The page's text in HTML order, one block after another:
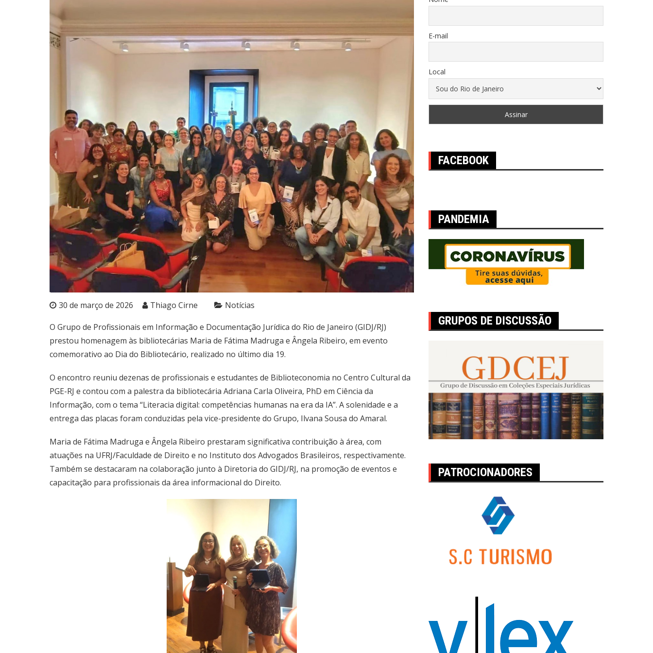
30 de março de 2026 Thiago Cirne Notícias
O Grupo de Profissionais em Informação e Documentação Jurídica do Rio de Janeiro (GIDJ/RJ)
prestou homenagem às bibliotecárias Maria de Fátima Madruga e Ângela Ribeiro, em evento
comemorativo ao Dia do Bibliotecário, realizado no último dia 19.
O encontro reuniu dezenas de profissionais e estudantes de Biblioteconomia no Centro Cultural da
PGE-RJ e contou com a palestra da bibliotecária Adriana Carla Oliveira, PhD em Ciência da
Informação, com o tema “Literacia digital: competências humanas na era da IA”. A solenidade e a
entrega das placas foram conduzidas pela vice-presidente do Grupo, Ilvana Sousa do Amaral.
Maria de Fátima Madruga e Ângela Ribeiro prestaram significativa contribuição à área, com
atuações na UFRJ/Faculdade de Direito e no Instituto dos Advogados Brasileiros, respectivamente.
Também se destacaram na colaboração junto à Diretoria do GIDJ/RJ, na promoção de eventos e
capacitação para profissionais da área informacional do Direito.
E-mail
Local
FACEBOOK
PANDEMIA
GRUPOS DE DISCUSSÃO
PATROCIONADORES